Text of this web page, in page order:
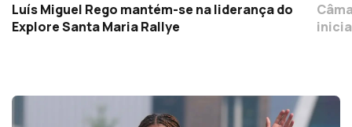
Luís Miguel Rego mantém-se na liderança do
Explore Santa Maria Rallye